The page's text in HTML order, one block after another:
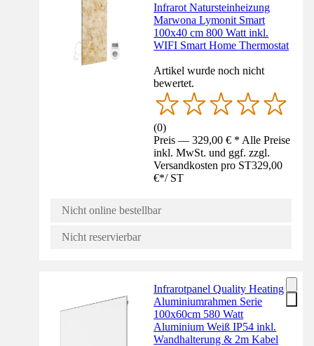
Infrarot Natursteinheizung
Marwona Lymonit Smart
100x40 cm 800 Watt inkl.
WIFI Smart Home Thermostat
Artikel wurde noch nicht
bewertet.
(0)
Preis — 329,00 € * Alle Preise
inkl. MwSt. und ggf. zzgl.
Versandkosten pro ST329,00
€*/ ST
Nicht online bestellbar
Nicht reservierbar
Infrarotpanel Quality Heating
Aluminiumrahmen Serie
100x60cm 580 Watt
Aluminium Weiß IP54 inkl.
Wandhalterung & 2m Kabel